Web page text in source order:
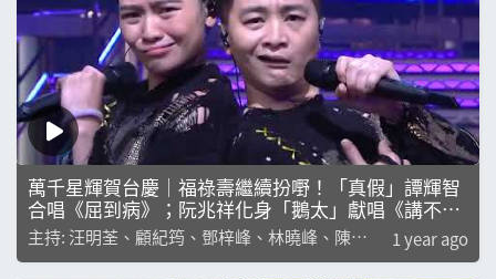
萬千星輝賀台慶｜福祿壽繼續扮嘢！「真假」譚輝智
合唱《屈到病》；阮兆祥化身「鵝太」獻唱《講不出
聲》｜主題盛事｜台慶系列｜汪明荃｜顧紀筠｜鄧梓
峰
主持: 汪明荃、顧紀筠、鄧梓峰、林曉峰、陳貝
兒
1 year ago